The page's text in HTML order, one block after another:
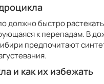
должно быстро
к перепадам. В
предпочитают
и как их избежать